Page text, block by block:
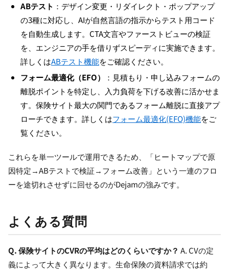
ABテスト ：デザイン変更・リダイレクト・ポップアップ
の3種に対応し、AIが自然言語の指示からテスト用コード
を自動生成します。CTA文言やファーストビューの検証
を、エンジニアの手を借りずスピーディに実施できます。
詳しくはABテスト機能をご確認ください。
フォーム最適化（EFO）
：見積もり・申し込みフォームの
離脱ポイントを特定し、入力負荷を下げる改善に活かせま
す。保険サイト最大の関門であるフォーム離脱に直接アプ
ローチできます。詳しくはフォーム最適化(EFO)機能をご
覧ください。
これらを単一ツールで運用できるため、「ヒートマップで原
因特定→ABテストで検証→フォーム改善」という一連のフロ
ーを途切れさせずに回せるのがDejamの強みです。
よくある質問
Q. 保険サイトのCVRの平均はどのくらいですか？ A. CVの定
義によって大きく異なります。生命保険の資料請求では約